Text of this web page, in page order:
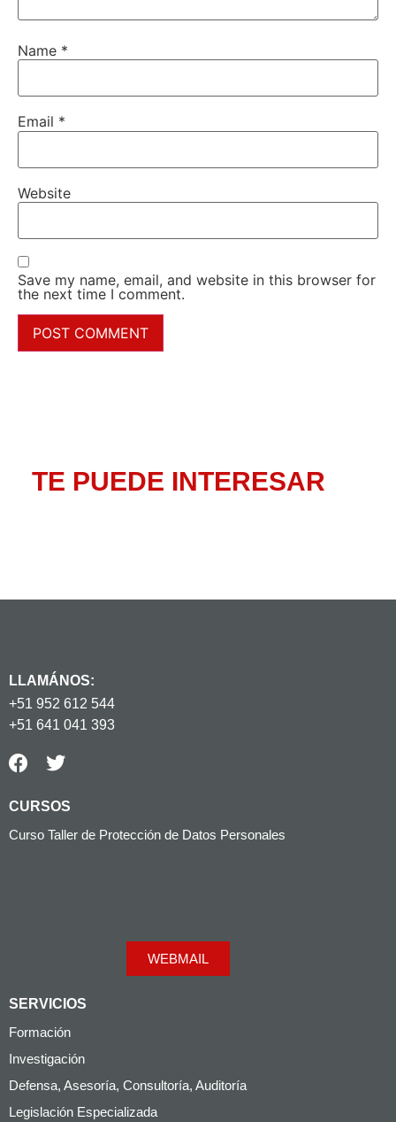
Name *
Email *
Website
Save my name, email, and website in this browser for
the next time I comment.
TE PUEDE INTERESAR
LLAMÁNOS:
+51 952 612 544
+51 641 041 393
CURSOS
Curso Taller de Protección de Datos Personales
WEBMAIL
SERVICIOS
Formación
Investigación
Defensa, Asesoría, Consultoría, Auditoría
Legislación Especializada